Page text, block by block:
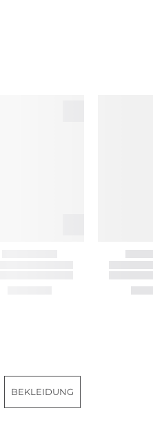
BEKLEIDUNG